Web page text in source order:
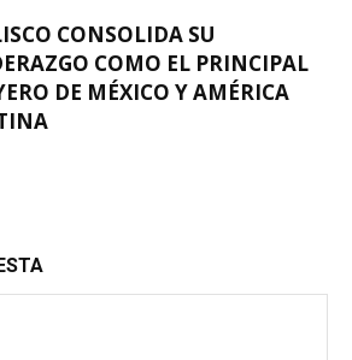
CONSOLIDA SU
COMO EL PRINCIPAL
DE MÉXICO Y AMÉRICA